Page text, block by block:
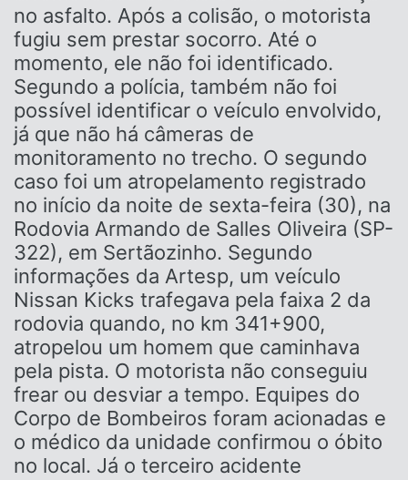
no asfalto. Após a colisão, o motorista
fugiu sem prestar socorro. Até o
momento, ele não foi identificado.
Segundo a polícia, também não foi
possível identificar o veículo envolvido,
já que não há câmeras de
monitoramento no trecho. O segundo
caso foi um atropelamento registrado
no início da noite de sexta-feira (30), na
Rodovia Armando de Salles Oliveira (SP-
322), em Sertãozinho. Segundo
informações da Artesp, um veículo
Nissan Kicks trafegava pela faixa 2 da
rodovia quando, no km 341+900,
atropelou um homem que caminhava
pela pista. O motorista não conseguiu
frear ou desviar a tempo. Equipes do
Corpo de Bombeiros foram acionadas e
o médico da unidade confirmou o óbito
no local. Já o terceiro acidente